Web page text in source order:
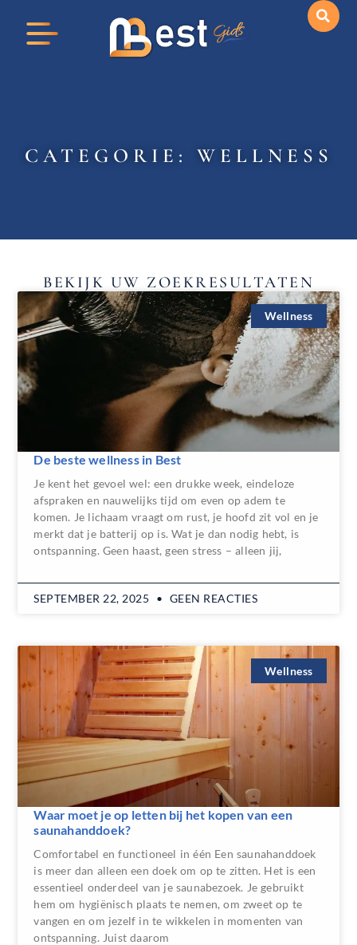
CATEGORIE: WELLNESS
BEKIJK UW ZOEKRESULTATEN
Wellness
De beste wellness in Best
Je kent het gevoel wel: een drukke week, eindeloze
afspraken en nauwelijks tijd om even op adem te
komen. Je lichaam vraagt om rust, je hoofd zit vol en je
merkt dat je batterij op is. Wat je dan nodig hebt, is
ontspanning. Geen haast, geen stress – alleen jij,
SEPTEMBER 22, 2025 GEEN REACTIES
Wellness
Waar moet je op letten bij het kopen van een
saunahanddoek?
Comfortabel en functioneel in één Een saunahanddoek
is meer dan alleen een doek om op te zitten. Het is een
essentieel onderdeel van je saunabezoek. Je gebruikt
hem om hygiënisch plaats te nemen, om zweet op te
vangen en om jezelf in te wikkelen in momenten van
ontspanning. Juist daarom